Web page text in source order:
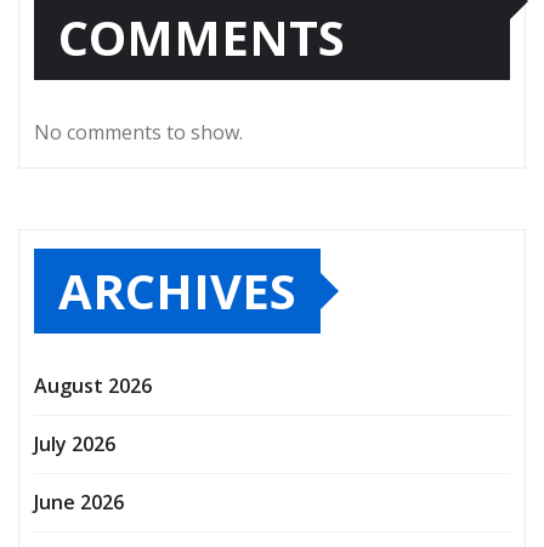
COMMENTS
No comments to show.
ARCHIVES
August 2026
July 2026
June 2026